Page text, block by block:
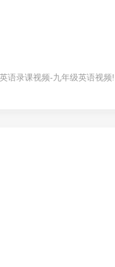
语录课视频-九年级英语视频!